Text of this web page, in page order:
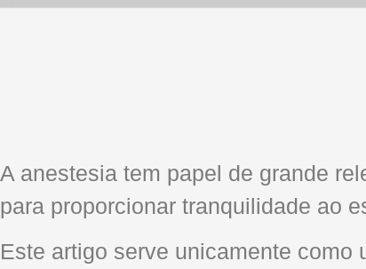
A anestesia tem papel de grande
para proporcionar tranquilidade ao
Este artigo serve unicamente como